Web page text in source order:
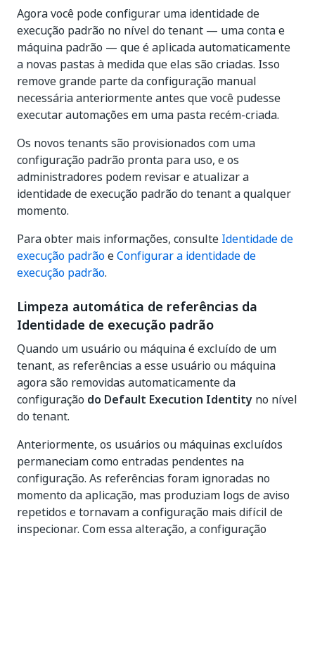
Agora você pode configurar uma identidade de
execução padrão no nível do tenant — uma conta e
máquina padrão — que é aplicada automaticamente
a novas pastas à medida que elas são criadas. Isso
remove grande parte da configuração manual
necessária anteriormente antes que você pudesse
executar automações em uma pasta recém-criada.
Os novos tenants são provisionados com uma
configuração padrão pronta para uso, e os
administradores podem revisar e atualizar a
identidade de execução padrão do tenant a qualquer
momento.
Para obter mais informações, consulte Identidade de
execução padrãoeConfigurar a identidade de
execução padrão.
Limpeza automática de referências da
Identidade de execução padrão
Quando um usuário ou máquina é excluído de um
tenant, as referências a esse usuário ou máquina
agora são removidas automaticamente da
configuração do Default Execution Identity no nível
do tenant.
Anteriormente, os usuários ou máquinas excluídos
permaneciam como entradas pendentes na
configuração. As referências foram ignoradas no
momento da aplicação, mas produziam logs de aviso
repetidos e tornavam a configuração mais difícil de
inspecionar. Com essa alteração, a configuração